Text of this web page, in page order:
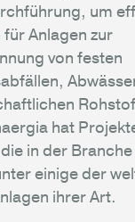
um
Anlagen zur
von festen
hat
in der
einige der
ihrer Art.